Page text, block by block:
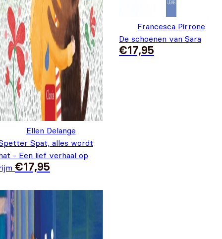
Ellen Delange
Spat, alles wordt
- Een lief verhaal op
€17,95
Francesca Pirrone
De schoenen van Sara
€17,95